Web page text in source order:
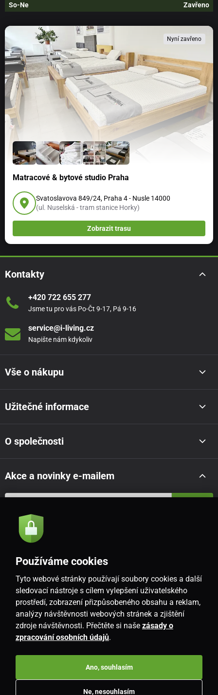
So-Ne Zavřeno
Nyní zavřeno
Matracové & bytové studio Praha
Svatoslavova 849/24, Praha 4 - Nusle 14000
(ul. Nuselská - tram stanice Horky)
Zobrazit trasu
Kontakty
+420 722 655 277
Jsme tu pro vás Po-Čt 9-17, Pá 9-16
service@i-living.cz
Napište nám kdykoliv
Vše o nákupu
Užitečné informace
O společnosti
Akce a novinky e-mailem
Souhlasím se
CZ
www.i-living.cz. Všechna práva vyhrazena.
Používáme cookies
Tyto webové stránky používají soubory cookies a další
sledovací nástroje s cílem vylepšení uživatelského
prostředí, zobrazení přizpůsobeného obsahu a reklam,
analýzy návštěvnosti webových stránek a zjištění
zdroje návštěvnosti. Přečtěte si naše zásady o
zpracování osobních údajů.
Ne, nesouhlasím
Ano, souhlasím